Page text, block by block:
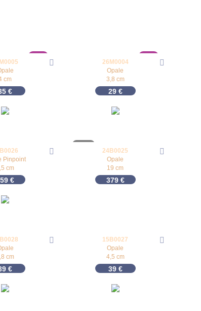
cm
€
26M0004
Opale
3,8 cm
29 €
Pinpoint
cm
€
24B0025
Opale
19 cm
379 €
cm
€
15B0027
Opale
4,5 cm
39 €